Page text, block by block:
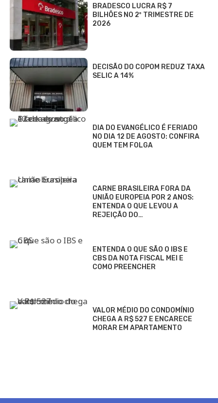
BRADESCO LUCRA R$ 7
BILHÕES NO 2º TRIMESTRE DE
2026
DECISÃO DO COPOM REDUZ TAXA
SELIC A 14%
DIA DO EVANGÉLICO É FERIADO
NO DIA 12 DE AGOSTO: CONFIRA
QUEM TEM FOLGA
CARNE BRASILEIRA FORA DA
UNIÃO EUROPEIA POR 2 ANOS:
ENTENDA O QUE LEVOU A
REJEIÇÃO DO…
ENTENDA O QUE SÃO O IBS E
CBS DA NOTA FISCAL MEI E
COMO PREENCHER
VALOR MÉDIO DO CONDOMÍNIO
CHEGA A R$ 527 E ENCARECE
MORAR EM APARTAMENTO